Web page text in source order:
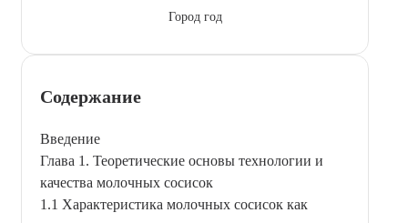
Город год
Содержание
Введение
Глава 1. Теоретические основы технологии и
качества молочных сосисок
1.1 Характеристика молочных сосисок как